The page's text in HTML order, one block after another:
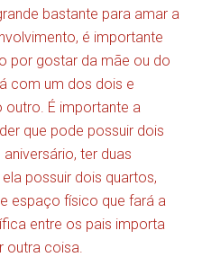
bastante para amar a
é importante
por gostar da mãe ou do
com um dos dois e
É importante a
que pode possuir dois
ter duas
possuir dois quartos,
espaço físico que fará a
entre os pais importa
outra coisa.